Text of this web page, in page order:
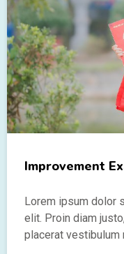
Improvement
Lorem ipsum dolor
elit. Proin diam
placerat vestibulum